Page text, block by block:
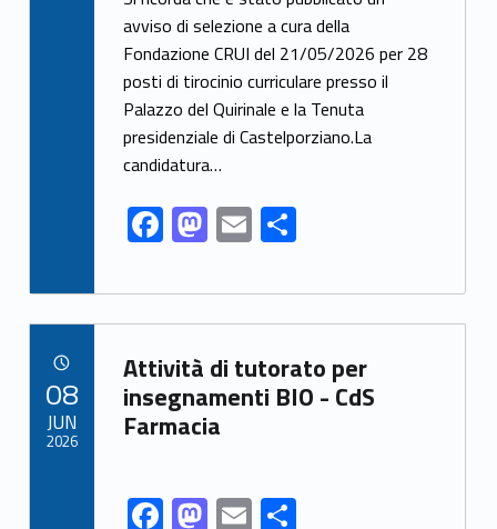
e
b
o
o
k
to
d
o
n
ai
l
ar
e
avviso di selezione a cura della
Fondazione CRUI del 21/05/2026 per 28
posti di tirocinio curriculare presso il
Palazzo del Quirinale e la Tenuta
presidenziale di Castelporziano.La
candidatura…
F
ac
e
b
o
o
k
M
as
to
d
o
n
E
m
ai
l
S
ar
e
Link identifier archive #link-archive-75940
Attività di tutorato per
insegnamenti BIO - CdS
Farmacia
Link identifier share facebook archive #share-link-archive-81845F M E S
08
JUN
2026